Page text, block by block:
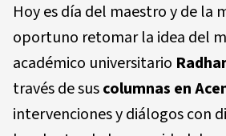
Hoy es día del maestro y de la
oportuno retomar la idea del
académico universitario
través de suscolumnas en
intervenciones y diálogos con